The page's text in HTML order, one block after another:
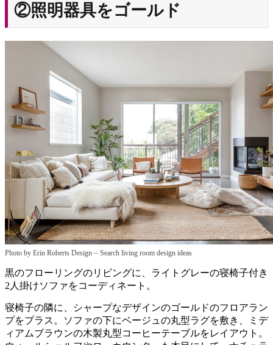
②照明器具をゴールド
Photo by Erin Roberts Design – Search living room design ideas
黒のフローリングのリビングに、ライトグレーの寝椅子付き
2人掛けソファをコーディネート。
寝椅子の隣に、シャープなデザインのゴールドのフロアラン
プをプラス。ソファの下にベージュの丸型ラグを敷き、ミデ
ィアムブラウンの木製丸型コーヒーテーブルをレイアウト。